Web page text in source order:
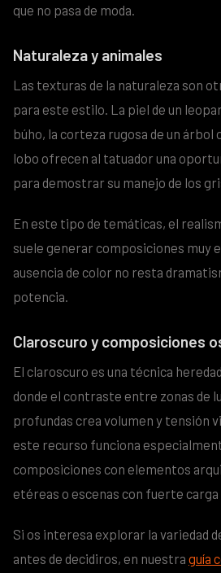
que no pasa de moda.
Naturaleza y animales
Las texturas de la naturaleza son
para este estilo. La piel de un
búho, la corteza rugosa de un árbol
lobo ofrecen al tatuador una
para demostrar su manejo de los
En este tipo de temáticas, el
suele generar composiciones muy
ausencia de color no resta
potencia.
Claroscuro y composiciones
El claroscuro es una técnica
donde el contraste entre zonas de
profundas crea volumen y tensión
este recurso funciona
composiciones con elementos
etéreas o escenas con fuerte carga
Si os interesa explorar la variedad
antes de decidiros, en nuestra guía